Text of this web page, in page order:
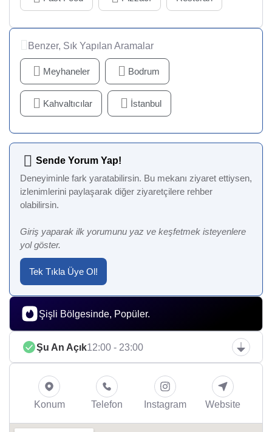
Benzer, Sık Yapılan Aramalar
Meyhaneler Bodrum
Kahvaltıcılar İstanbul
Sende Yorum Yap!
Deneyiminle fark yaratabilirsin. Bu mekanı ziyaret ettiysen,
izlenimlerini paylaşarak diğer ziyaretçilere rehber
olabilirsin.
Giriş yaparak ilk yorumunu yaz ve keşfetmek isteyenlere
yol göster.
Tek Tıkla Üye Ol!
Şişli Bölgesinde, Popüler.
Şu An Açık12:00 - 23:00
Konum Telefon Instagram Website